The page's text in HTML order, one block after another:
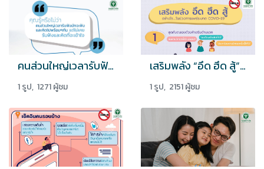
คนส่วนใหญ่เวลารับฟังมักจะฟังและคิดไปพร้อมๆกัน แต่ไม่เคยรับฟังและคิดที่จะเข้าใจ
1 รูป, 1271 ผู้ชม
เสริมพลัง “อึด ฮึด สู้” อย่างไร....ในช่วงการแพร่ระบาด COVID-19
1 รูป, 2151 ผู้ชม